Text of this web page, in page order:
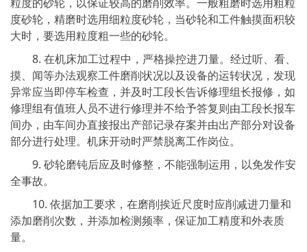
度砂轮，精磨时选用细粒度砂轮，当砂轮和工件触摸面积较
大时，要选用粒度粗一些的砂轮。
8. 在机床加工过程中，严格操控进刀量。经过听、看、
摸、闻等办法观察工件磨削状况以及设备的运转状况，发现
异常应当即停车检查，并及时工段长告诉修理组长报修，如
修理组有值班人员不进行修理并不给予答复则由工段长报车
间办，由车间办直接报出产部记录存案并由出产部分对设备
部分进行处理。机床开动时严禁脱离工作岗位。
9. 砂轮磨钝后应及时修整，不能强制运用，以免发作安
全事故。
10. 依据加工要求，在磨削挨近尺度时应削减进刀量和
添加磨削次数，并添加检测频率，保证加工精度和外表质
量。